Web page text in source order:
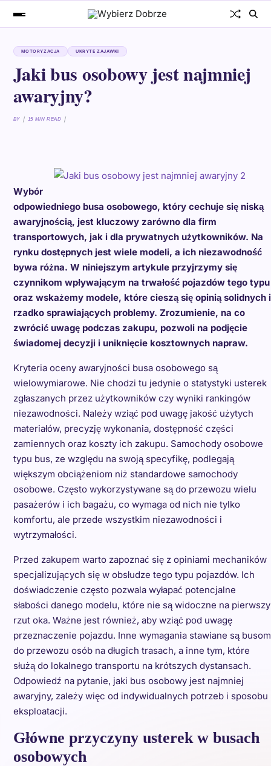
MOTORYZACJA UKRYTE ZAJAWKI
Jaki bus osobowy jest najmniej
awaryjny?
BY 15 MIN READ
Wybór
odpowiedniego busa osobowego, który cechuje się niską
awaryjnością, jest kluczowy zarówno dla firm
transportowych, jak i dla prywatnych użytkowników. Na
rynku dostępnych jest wiele modeli, a ich niezawodność
bywa różna. W niniejszym artykule przyjrzymy się
czynnikom wpływającym na trwałość pojazdów tego typu
oraz wskażemy modele, które cieszą się opinią solidnych i
rzadko sprawiających problemy. Zrozumienie, na co
zwrócić uwagę podczas zakupu, pozwoli na podjęcie
świadomej decyzji i uniknięcie kosztownych napraw.
Kryteria oceny awaryjności busa osobowego są
wielowymiarowe. Nie chodzi tu jedynie o statystyki usterek
zgłaszanych przez użytkowników czy wyniki rankingów
niezawodności. Należy wziąć pod uwagę jakość użytych
materiałów, precyzję wykonania, dostępność części
zamiennych oraz koszty ich zakupu. Samochody osobowe
typu bus, ze względu na swoją specyfikę, podlegają
większym obciążeniom niż standardowe samochody
osobowe. Często wykorzystywane są do przewozu wielu
pasażerów i ich bagażu, co wymaga od nich nie tylko
komfortu, ale przede wszystkim niezawodności i
wytrzymałości.
Przed zakupem warto zapoznać się z opiniami mechaników
specjalizujących się w obsłudze tego typu pojazdów. Ich
doświadczenie często pozwala wyłapać potencjalne
słabości danego modelu, które nie są widoczne na pierwszy
rzut oka. Ważne jest również, aby wziąć pod uwagę
przeznaczenie pojazdu. Inne wymagania stawiane są busom
do przewozu osób na długich trasach, a inne tym, które
służą do lokalnego transportu na krótszych dystansach.
Odpowiedź na pytanie, jaki bus osobowy jest najmniej
awaryjny, zależy więc od indywidualnych potrzeb i sposobu
eksploatacji.
Główne przyczyny usterek w busach
osobowych